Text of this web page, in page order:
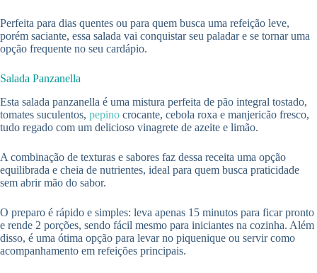
Perfeita para dias quentes ou para quem busca uma refeição leve,
porém saciante, essa salada vai conquistar seu paladar e se tornar uma
opção frequente no seu cardápio.
Salada Panzanella
Esta salada panzanella é uma mistura perfeita de pão integral tostado,
tomates suculentos, pepino crocante, cebola roxa e manjericão fresco,
tudo regado com um delicioso vinagrete de azeite e limão.
A combinação de texturas e sabores faz dessa receita uma opção
equilibrada e cheia de nutrientes, ideal para quem busca praticidade
sem abrir mão do sabor.
O preparo é rápido e simples: leva apenas 15 minutos para ficar pronto
e rende 2 porções, sendo fácil mesmo para iniciantes na cozinha. Além
disso, é uma ótima opção para levar no piquenique ou servir como
acompanhamento em refeições principais.